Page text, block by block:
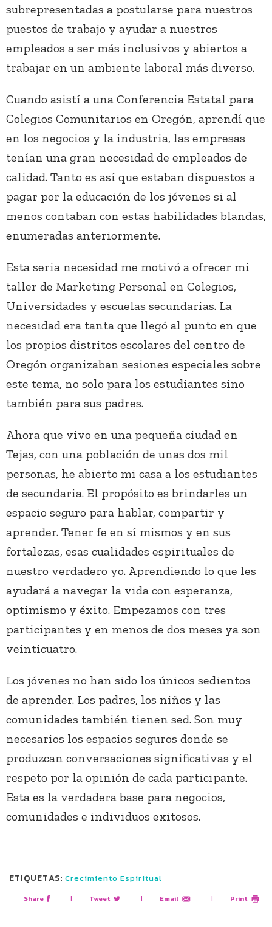
subrepresentadas a postularse para nuestros
puestos de trabajo y ayudar a nuestros
empleados a ser más inclusivos y abiertos a
trabajar en un ambiente laboral más diverso.
Cuando asistí a una Conferencia Estatal para
Colegios Comunitarios en Oregón, aprendí que
en los negocios y la industria, las empresas
tenían una gran necesidad de empleados de
calidad. Tanto es así que estaban dispuestos a
pagar por la educación de los jóvenes si al
menos contaban con estas habilidades blandas,
enumeradas anteriormente.
Esta seria necesidad me motivó a ofrecer mi
taller de Marketing Personal en Colegios,
Universidades y escuelas secundarias. La
necesidad era tanta que llegó al punto en que
los propios distritos escolares del centro de
Oregón organizaban sesiones especiales sobre
este tema, no solo para los estudiantes sino
también para sus padres.
Ahora que vivo en una pequeña ciudad en
Tejas, con una población de unas dos mil
personas, he abierto mi casa a los estudiantes
de secundaria. El propósito es brindarles un
espacio seguro para hablar, compartir y
aprender. Tener fe en sí mismos y en sus
fortalezas, esas cualidades espirituales de
nuestro verdadero yo. Aprendiendo lo que les
ayudará a navegar la vida con esperanza,
optimismo y éxito. Empezamos con tres
participantes y en menos de dos meses ya son
veinticuatro.
Los jóvenes no han sido los únicos sedientos
de aprender. Los padres, los niños y las
comunidades también tienen sed. Son muy
necesarios los espacios seguros donde se
produzcan conversaciones significativas y el
respeto por la opinión de cada participante.
Esta es la verdadera base para negocios,
comunidades e individuos exitosos.
ETIQUETAS: Crecimiento Espiritual
Share | Tweet | Email | Print